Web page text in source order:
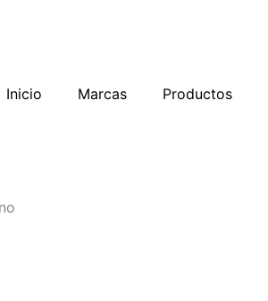
Inicio Marcas Productos